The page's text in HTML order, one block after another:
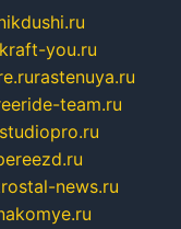
kraft-you.ru
rastenuya.ru
team.ru
news.ru